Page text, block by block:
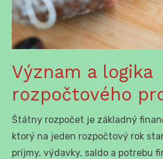
Význam a logika
rozpočtového
Štátny rozpočet je základný
ktorý na jeden rozpočtový rok
príjmy, výdavky, saldo a potrebu